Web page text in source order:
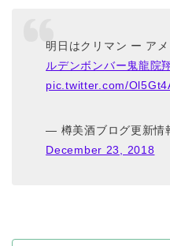
明日はクリマン ー ア
ルデンボンバー鬼龍院
pic.twitter.com/
— 樽美酒ブログ更新
December 23, 2018